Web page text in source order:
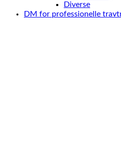
Diverse
DM for professionelle